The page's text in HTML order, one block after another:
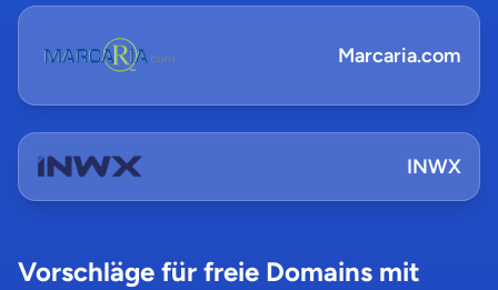
Marcaria.com
INWX
Vorschläge für freie Domains mit